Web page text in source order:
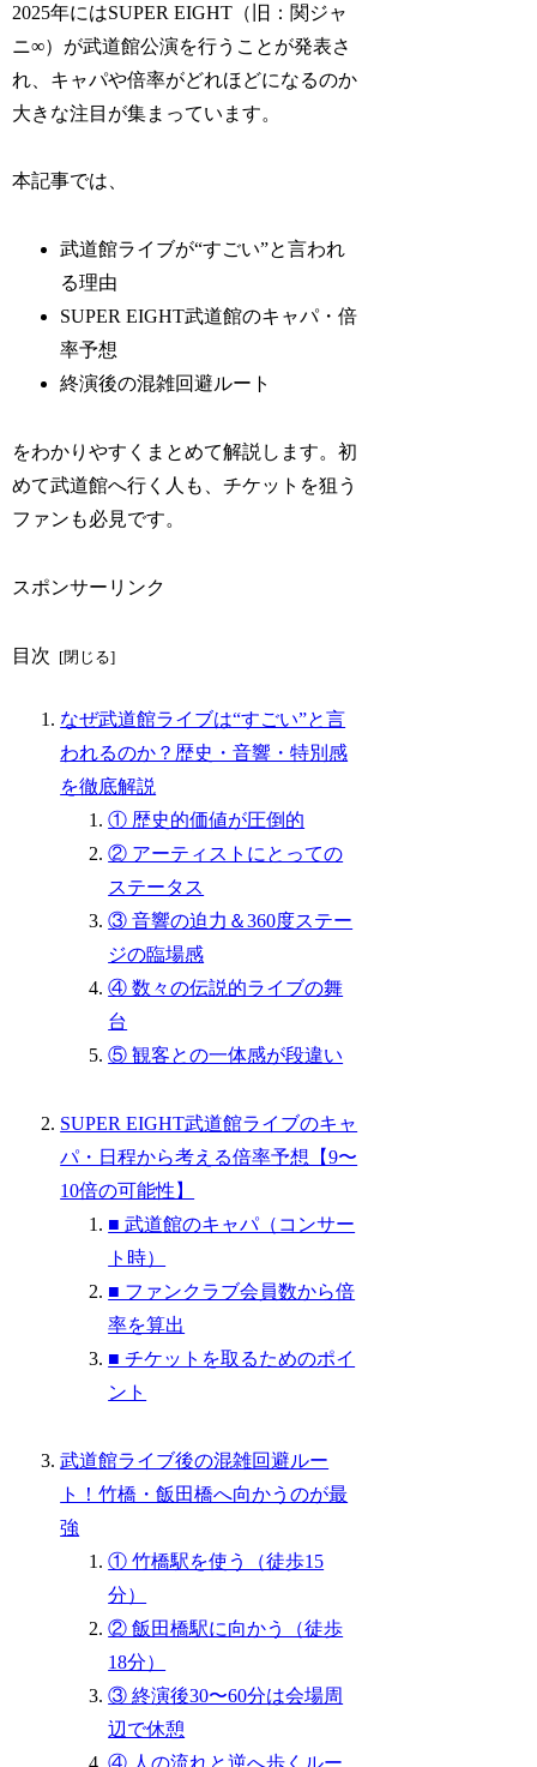
2025年にはSUPER EIGHT（旧：関ジャ
ニ∞）が武道館公演を行うことが発表さ
れ、キャパや倍率がどれほどになるのか
大きな注目が集まっています。
本記事では、
武道館ライブが“すごい”と言われ
る理由
SUPER EIGHT武道館のキャパ・倍
率予想
終演後の混雑回避ルート
をわかりやすくまとめて解説します。初
めて武道館へ行く人も、チケットを狙う
ファンも必見です。
スポンサーリンク
目次
なぜ武道館ライブは“すごい”と言
われるのか？歴史・音響・特別感
を徹底解説
① 歴史的価値が圧倒的
② アーティストにとっての
ステータス
③ 音響の迫力＆360度ステー
ジの臨場感
④ 数々の伝説的ライブの舞
台
⑤ 観客との一体感が段違い
SUPER EIGHT武道館ライブのキャ
パ・日程から考える倍率予想【9〜
10倍の可能性】
■ 武道館のキャパ（コンサー
ト時）
■ ファンクラブ会員数から倍
率を算出
■ チケットを取るためのポイ
ント
武道館ライブ後の混雑回避ルー
ト！竹橋・飯田橋へ向かうのが最
強
① 竹橋駅を使う（徒歩15
分）
② 飯田橋駅に向かう（徒歩
18分）
③ 終演後30〜60分は会場周
辺で休憩
④ 人の流れと逆へ歩くルー